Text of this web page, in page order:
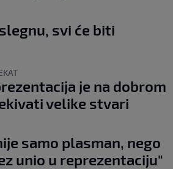
svi će biti
je na dobrom
velike stvari
samo plasman, nego
unio u reprezentaciju"